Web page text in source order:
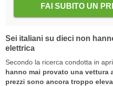
FAI SUBITO UN
Sei italiani su dieci non
elettrica
Secondo la ricerca condotta in
hanno mai provato una vettura
prezzi sono ancora troppo